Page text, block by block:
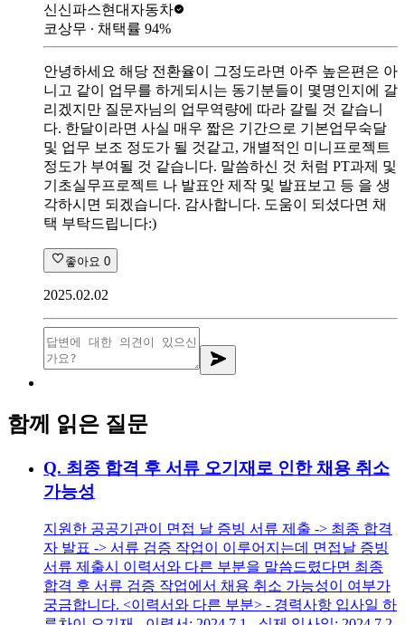
신신파스현대자동차
코상무 ∙ 채택률 94%
안녕하세요 해당 전환율이 그정도라면 아주 높은편은 아
니고 같이 업무를 하게되시는 동기분들이 몇명인지에 갈
리겠지만 질문자님의 업무역량에 따라 갈릴 것 같습니
다. 한달이라면 사실 매우 짧은 기간으로 기본업무숙달
및 업무 보조 정도가 될 것같고, 개별적인 미니프로젝트
정도가 부여될 것 같습니다. 말씀하신 것 처럼 PT과제 및
기초실무프로젝트 나 발표안 제작 및 발표보고 등 을 생
각하시면 되겠습니다. 감사합니다. 도움이 되셨다면 채
택 부탁드립니다:)
좋아요 0
2025.02.02
함께 읽은 질문
Q. 최종 합격 후 서류 오기재로 인한 채용 취소
가능성
지원한 공공기관이 면접 날 증빙 서류 제출 -> 최종 합격
자 발표 -> 서류 검증 작업이 이루어지는데 면접날 증빙
서류 제출시 이력서와 다른 부분을 말씀드렸다면 최종
합격 후 서류 검증 작업에서 채용 취소 가능성이 여부가
궁금합니다. <이력서와 다른 부분> - 경력사항 입사일 하